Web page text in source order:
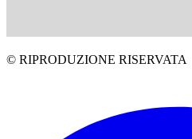
© RIPRODUZIONE RISERVATA